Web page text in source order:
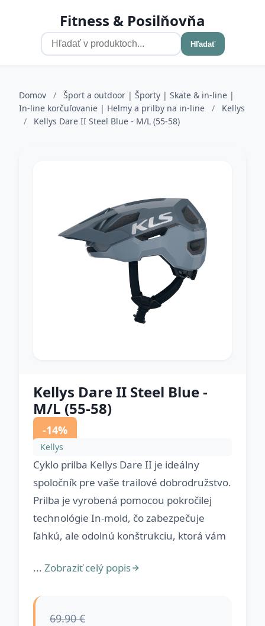
Fitness & Posilňovňa
Hľadať
Domov /
Šport a outdoor | Športy | Skate & in-line |
In-line korčuľovanie | Helmy a prilby na in-line
/
Kellys
/
Kellys Dare II Steel Blue - M/L (55-58)
Kellys Dare II Steel Blue -
M/L (55-58)
-14%
Kellys
Cyklo prilba Kellys Dare II je ideálny
spoločník pre vaše trailové dobrodružstvo.
Prilba je vyrobená pomocou pokročilej
technológie In-mold, čo zabezpečuje
ľahkú, ale odolnú konštrukciu, ktorá vám
... Zobraziť celý popis
69.90 €